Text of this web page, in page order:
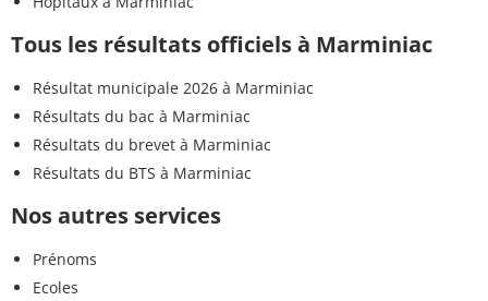
Tous les résultats officiels à Marminiac
Résultat municipale 2026 à Marminiac
Résultats du bac à Marminiac
Résultats du brevet à Marminiac
Résultats du BTS à Marminiac
Nos autres services
Prénoms
Ecoles